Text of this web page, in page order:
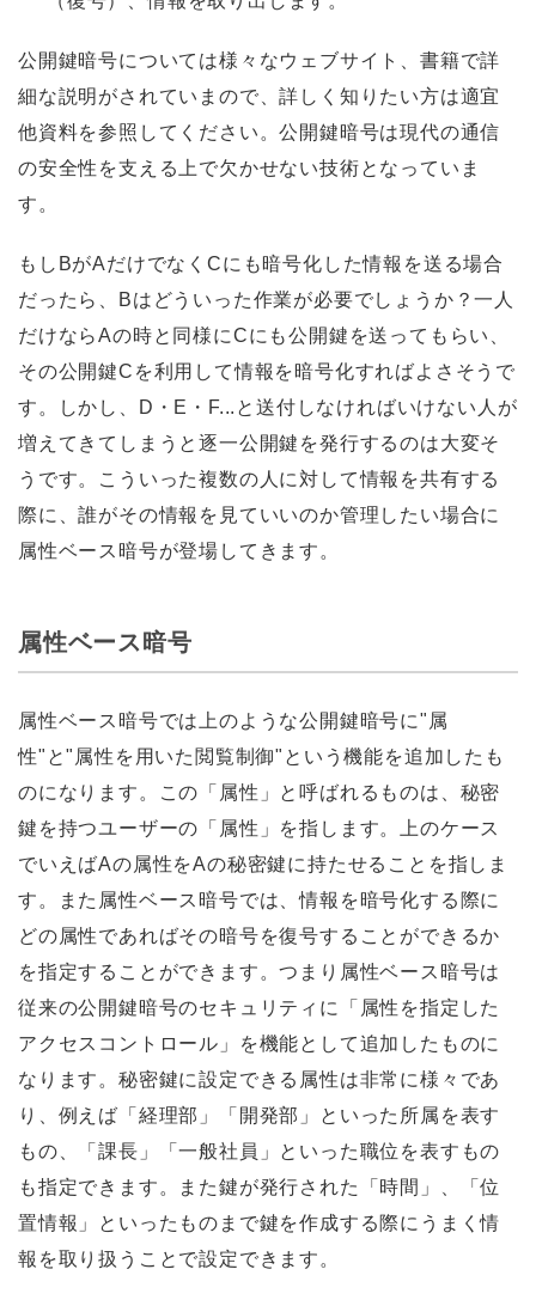
公開鍵暗号については様々なウェブサイト、書籍で詳
細な説明がされていまので、詳しく知りたい方は適宜
他資料を参照してください。公開鍵暗号は現代の通信
の安全性を支える上で欠かせない技術となっていま
す。
もしBがAだけでなくCにも暗号化した情報を送る場合
だったら、Bはどういった作業が必要でしょうか？一人
だけならAの時と同様にCにも公開鍵を送ってもらい、
その公開鍵Cを利用して情報を暗号化すればよさそうで
す。しかし、D・E・F...と送付しなければいけない人が
増えてきてしまうと逐一公開鍵を発行するのは大変そ
うです。こういった複数の人に対して情報を共有する
際に、誰がその情報を見ていいのか管理したい場合に
属性ベース暗号が登場してきます。
属性ベース暗号
属性ベース暗号では上のような公開鍵暗号に"属
性"と"属性を用いた閲覧制御"という機能を追加したも
のになります。この「属性」と呼ばれるものは、秘密
鍵を持つユーザーの「属性」を指します。上のケース
でいえばAの属性をAの秘密鍵に持たせることを指しま
す。また属性ベース暗号では、情報を暗号化する際に
どの属性であればその暗号を復号することができるか
を指定することができます。つまり属性ベース暗号は
従来の公開鍵暗号のセキュリティに「属性を指定した
アクセスコントロール」を機能として追加したものに
なります。秘密鍵に設定できる属性は非常に様々であ
り、例えば「経理部」「開発部」といった所属を表す
もの、「課長」「一般社員」といった職位を表すもの
も指定できます。また鍵が発行された「時間」、「位
置情報」といったものまで鍵を作成する際にうまく情
報を取り扱うことで設定できます。